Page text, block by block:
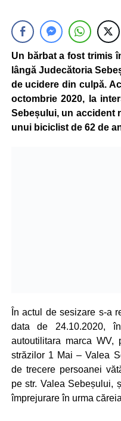
Un bărbat a fost trimis
lângă Judecătoria
de ucidere din culpă.
octombrie 2020, la
Sebeșului, un accident
unui biciclist de 62 de
În actul de sesizare s-a
data de 24.10.2020,
autoutilitara marca
străzilor 1 Mai – Valea
de trecere persoanei
pe str. Valea Sebeșului,
împrejurare în urma